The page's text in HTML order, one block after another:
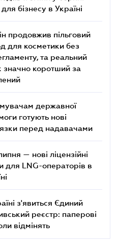
бізнесу в Україні
продовжив пільговий
для косметики без
та реальний
значно коротший за
державної
готують нові
перед надавачами
— нові ліцензійні
для LNG-операторів в
з'явиться Єдиний
реєстр: паперові
відмінять